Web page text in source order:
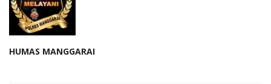
HUMAS MANGGARAI